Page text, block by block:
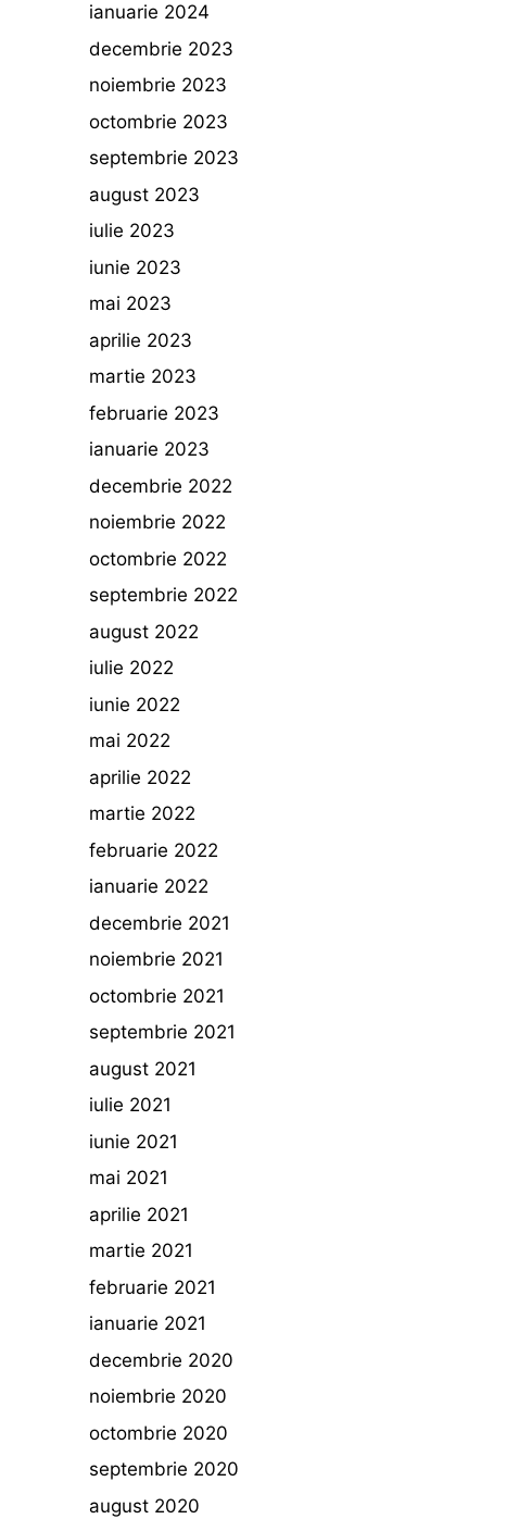
ianuarie 2024
decembrie 2023
noiembrie 2023
octombrie 2023
septembrie 2023
august 2023
iulie 2023
iunie 2023
mai 2023
aprilie 2023
martie 2023
februarie 2023
ianuarie 2023
decembrie 2022
noiembrie 2022
octombrie 2022
septembrie 2022
august 2022
iulie 2022
iunie 2022
mai 2022
aprilie 2022
martie 2022
februarie 2022
ianuarie 2022
decembrie 2021
noiembrie 2021
octombrie 2021
septembrie 2021
august 2021
iulie 2021
iunie 2021
mai 2021
aprilie 2021
martie 2021
februarie 2021
ianuarie 2021
decembrie 2020
noiembrie 2020
octombrie 2020
septembrie 2020
august 2020